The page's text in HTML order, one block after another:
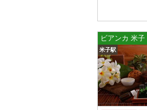
ビアンカ 米子
米子駅